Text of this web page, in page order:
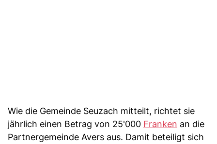
Wie die Gemeinde Seuzach mitteilt, richtet sie
jährlich einen Betrag von 25'000 Franken an die
Partnergemeinde Avers aus. Damit beteiligt sich